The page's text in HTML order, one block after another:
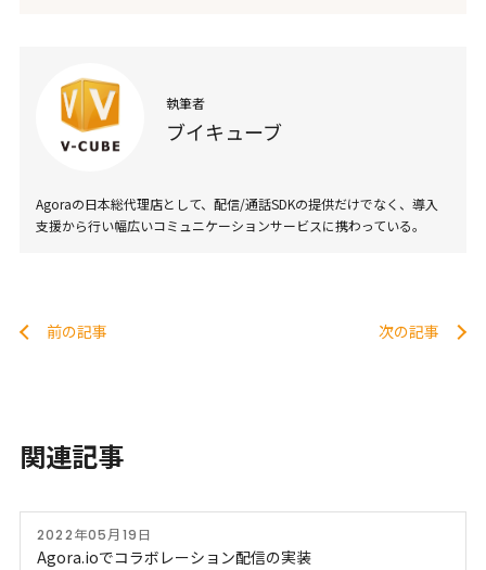
執筆者
ブイキューブ
Agoraの日本総代理店として、配信/通話SDKの提供だけでなく、導入
支援から行い幅広いコミュニケーションサービスに携わっている。
前の記事 次の記事
関連記事
2022年05月19日
Agora.ioでコラボレーション配信の実装